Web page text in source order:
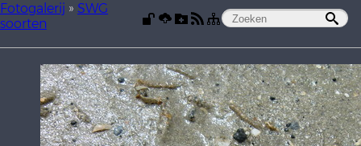
Fotogalerij » SWG
soorten